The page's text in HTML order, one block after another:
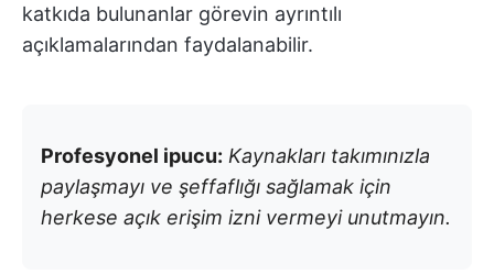
katkıda bulunanlar görevin ayrıntılı
açıklamalarından faydalanabilir.
Profesyonel ipucu: Kaynakları takımınızla
paylaşmayı ve şeffaflığı sağlamak için
herkese açık erişim izni vermeyi unutmayın.